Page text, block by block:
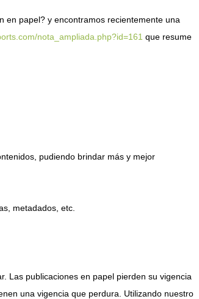
en papel? y encontramos recientemente una
nota_ampliada.php?id=161 que resume
pudiendo brindar más y mejor
metadados, etc.
Las publicaciones en papel pierden su vigencia
una vigencia que perdura. Utilizando nuestro